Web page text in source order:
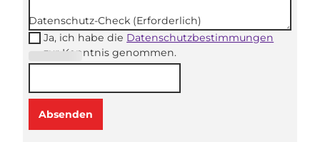
Datenschutz-Check (Erforderlich)
Ja, ich habe die Datenschutzbestimmungen
zur Kenntnis genommen.
Absenden